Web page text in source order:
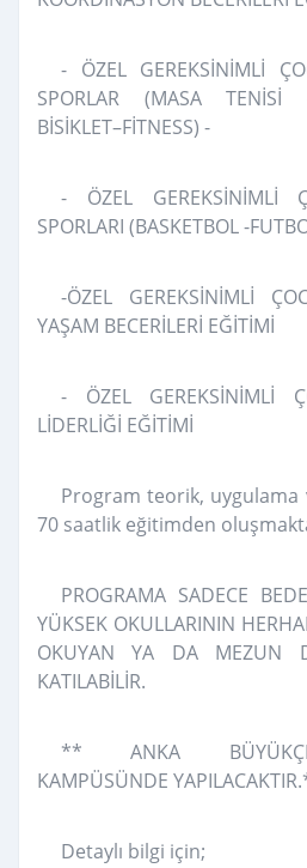
- ÖZEL GEREKSİNİMLİ
SPORLAR (MASA TENİSİ
BİSİKLET–FİTNESS) -
- ÖZEL GEREKSİNİMLİ
SPORLARI (BASKETBOL -
-ÖZEL GEREKSİNİMLİ
YAŞAM BECERİLERİ EĞİTİMİ
- ÖZEL GEREKSİNİMLİ
LİDERLİĞİ EĞİTİMİ
Program teorik, uygulama
70 saatlik eğitimden
PROGRAMA SADECE
YÜKSEK OKULLARININ
OKUYAN YA DA MEZUN
KATILABİLİR.
** ANKA
KAMPÜSÜNDE
Detaylı bilgi için;